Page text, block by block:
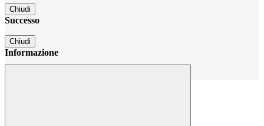
Chiudi
Successo
Chiudi
Informazione